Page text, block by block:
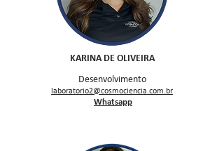
KARINA DE OLIVEIRA
Desenvolvimento
laboratorio2@cosmociencia.com.br
Whatsapp